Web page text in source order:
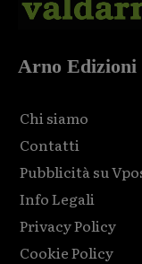
Arno Edizioni
Chi siamo
Contatti
Pubblicità su
Info Legali
Privacy Policy
Cookie Policy